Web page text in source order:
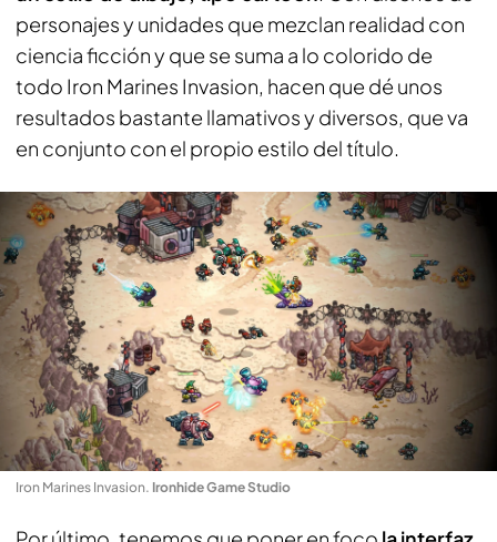
personajes y unidades que mezclan realidad con
ciencia ficción y que se suma a lo colorido de
todo Iron Marines Invasion, hacen que dé unos
resultados bastante llamativos y diversos, que va
en conjunto con el propio estilo del título.
Iron Marines Invasion. Ironhide Game Studio